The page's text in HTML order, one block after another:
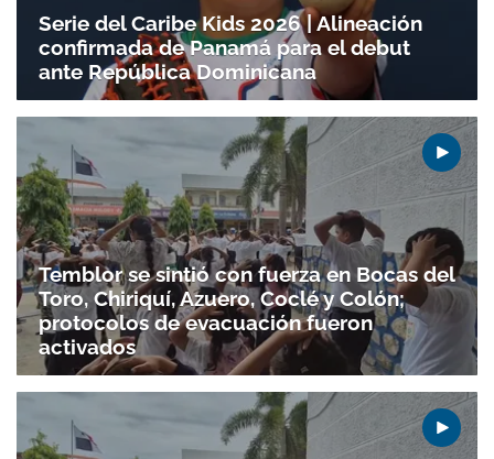
Serie del Caribe Kids 2026 | Alineación
confirmada de Panamá para el debut
ante República Dominicana
Temblor se sintió con fuerza en Bocas del
Toro, Chiriquí, Azuero, Coclé y Colón;
protocolos de evacuación fueron
activados